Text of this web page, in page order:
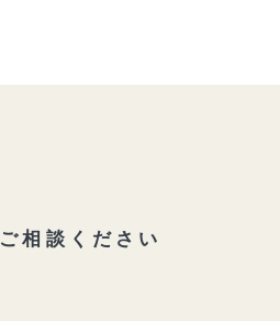
ご相談ください